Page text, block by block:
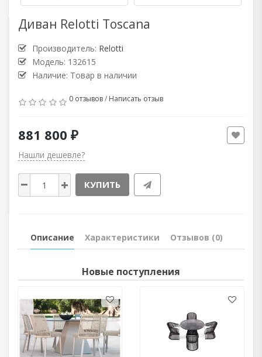
Диван Relotti Toscana
Производитель: Relotti
Модель: 132615
Наличие: Товар в наличии
0 отзывов/ Написать отзыв
881 800 ₽
Нашли дешевле?
КУПИТЬ
Описание Характеристики Отзывов (0)
Новые поступления